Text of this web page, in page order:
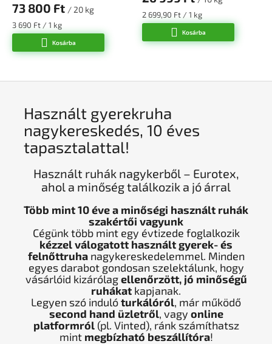
73 800 Ft / 20 kg
Egységár:
3 690 Ft / 1 kg
Kosárba
értékelése
5-
5,0
Egységár:
2 699,90 Ft / 1 kg
Kosárba
Használt gyerekruha
nagykereskedés, 10 éves
tapasztalattal!
Használt ruhák nagykerből – Eurotex,
ahol a minőség találkozik a jó árral
Több mint 10 éve a minőségi használt ruhák
szakértői vagyunk
Cégünk több mint egy évtizede foglalkozik
kézzel válogatott használt gyerek- és
felnőttruhanagykereskedelemmel. Minden
egyes darabot gondosan szelektálunk, hogy
vásárlóid kizárólagellenőrzött, jó minőségű
ruhákat kapjanak.
Legyen szó indulóturkálóról, már működő
second hand üzletről, vagy online
platformról(pl. Vinted), ránk számíthatsz
mint megbízható beszállítóra!